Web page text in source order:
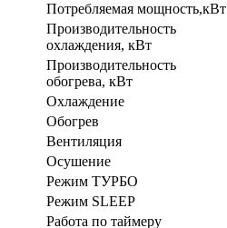
Потребляемая мощность,кВт
Производительность
охлаждения, кВт
Производительность
обогрева, кВт
Охлаждение
Обогрев
Вентиляция
Осушение
Режим ТУРБО
Режим SLEEP
Работа по таймеру